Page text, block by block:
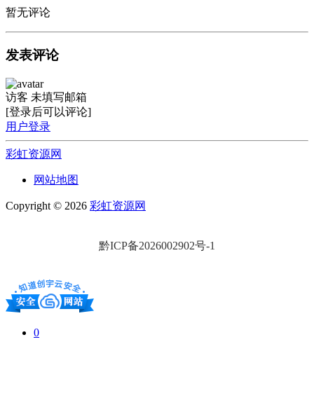
暂无评论
发表评论
访客 未填写邮箱
[登录后可以评论]
用户登录
彩虹资源网
网站地图
Copyright © 2026 彩虹资源网
黔ICP备2026002902号-1
0